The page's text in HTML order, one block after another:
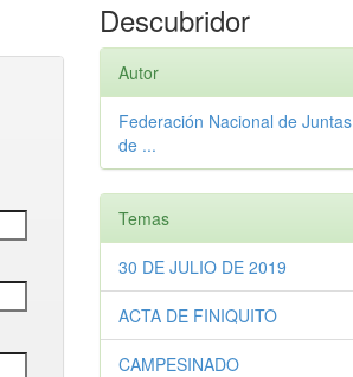
Descubridor
Autor
Federación Nacional de Juntas
de ...
Temas
30 DE JULIO DE 2019
ACTA DE FINIQUITO
CAMPESINADO